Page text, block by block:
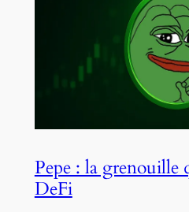
Pepe : la grenouille
DeFi